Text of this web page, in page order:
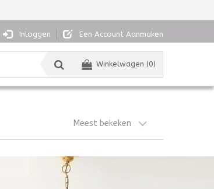
Inloggen Een Account Aanmaken
Winkelwagen (0)
Meest bekeken